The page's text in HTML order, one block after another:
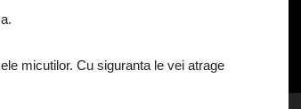
micutilor. Cu siguranta le vei atrage